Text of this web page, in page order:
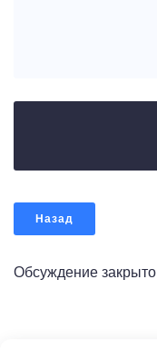
Назад
Обсуждение закрыто